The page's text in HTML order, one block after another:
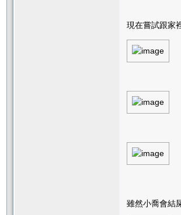
現在嘗試跟家
雖然小喬會結